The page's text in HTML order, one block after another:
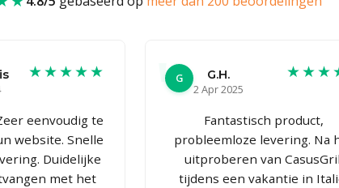
★★★★★
eenvoudig te
website. Snelle
Duidelijke
met het
G
G.H.
2 Apr 2025
Fantastisch product,
probleemloze levering. Na
uitproberen van
tijdens een vakantie in